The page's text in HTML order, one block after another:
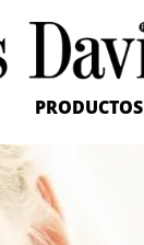
PRODUCTOS